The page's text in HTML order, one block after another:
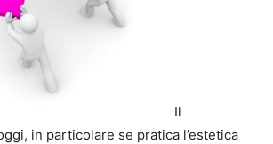
Il
in particolare se pratica l’estetica